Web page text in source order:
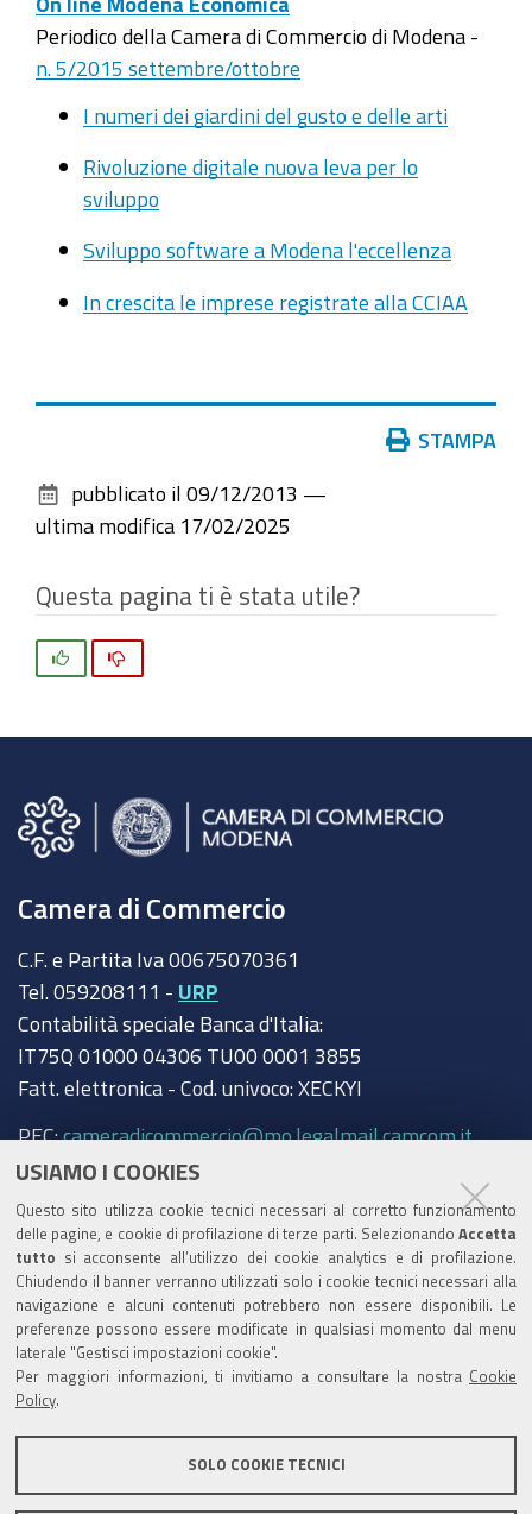
USIAMO I COOKIES
Questo sito utilizza cookie tecnici necessari al corretto funzionamento
delle pagine, e cookie di profilazione di terze parti. Selezionando Accetta
tutto si acconsente all’utilizzo dei cookie analytics e di profilazione.
Chiudendo il banner verranno utilizzati solo i cookie tecnici necessari alla
navigazione e alcuni contenuti potrebbero non essere disponibili. Le
preferenze possono essere modificate in qualsiasi momento dal menu
laterale "Gestisci impostazioni cookie".
Per maggiori informazioni, ti invitiamo a consultare la nostra Cookie
Policy
SOLO COOKIE TECNICI
Periodico della Camera di Commercio di Modena -
n. 5/2015 settembre/ottobre
I numeri dei giardini del gusto e delle arti
Rivoluzione digitale nuova leva per lo
sviluppo
Sviluppo software a Modena l'eccellenza
In crescita le imprese registrate alla CCIAA
documento
STAMPA
pubblicato il 09/12/2013 —
ultima modifica 17/02/2025
Questa pagina ti è stata utile?
Camera di Commercio
C.F. e Partita Iva 00675070361
Tel. 059208111 - URP
Contabilità speciale Banca d'Italia:
IT75Q 01000 04306 TU00 0001 3855
Fatt. elettronica - Cod. univoco: XECKYI
PEC:cameradicommercio@mo.legalmail.camcom.it
Trasparenza
Amministrazione trasparente
Albo Camerale
Pubblicità Legale
Area riservata Amministratori